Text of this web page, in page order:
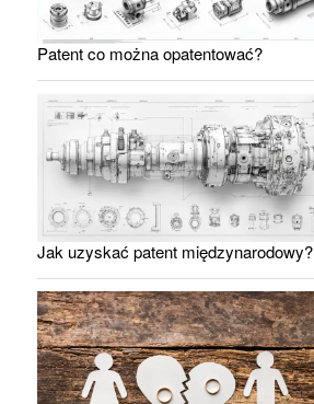
Patent co można opatentować?
Jak uzyskać patent międzynarodowy?